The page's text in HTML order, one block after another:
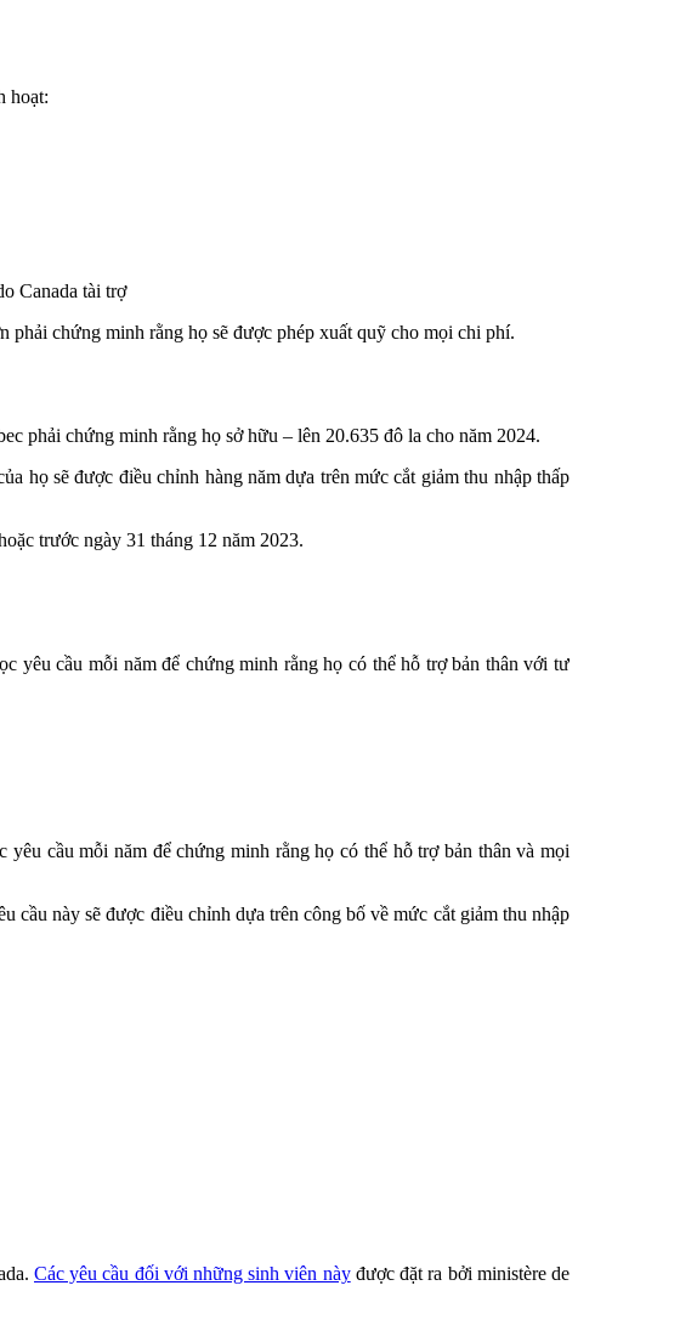
hoạt:
Canada tài trợ
phải chứng minh rằng họ sẽ được phép xuất quỹ cho mọi chi phí.
phải chứng minh rằng họ sở hữu – lên 20.635 đô la cho năm 2024.
họ sẽ được điều chỉnh hàng năm dựa trên mức cắt giảm thu nhập thấp
trước ngày 31 tháng 12 năm 2023.
yêu cầu mỗi năm để chứng minh rằng họ có thể hỗ trợ bản thân với tư
cầu mỗi năm để chứng minh rằng họ có thể hỗ trợ bản thân và mọi
này sẽ được điều chỉnh dựa trên công bố về mức cắt giảm thu nhập
Các yêu cầu đối với những sinh viên nàyđược đặt ra bởi ministère de